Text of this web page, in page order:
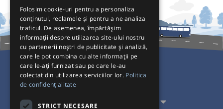
Pentru Călători
Pentru Transportatori
Folosim cookie-uri pentru a personaliza
conținutul, reclamele și pentru a ne analiza
traficul. De asemenea, împărtășim
informații despre utilizarea site-ului nostru
cu partenerii noștri de publicitate și analiză,
care le pot combina cu alte informații pe
care le-ați furnizat sau pe care le-au
colectat din utilizarea serviciilor lor. Politica
de confidențialitate
STRICT NECESARE